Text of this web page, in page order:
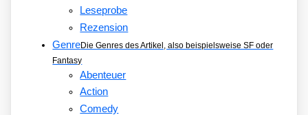
Leseprobe
Rezension
GenreDie Genres des Artikel, also beispielsweise SF oder
Fantasy
Abenteuer
Action
Comedy